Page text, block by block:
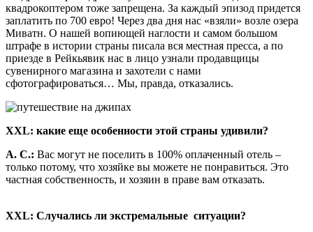
квадрокоптером тоже запрещена. За каждый эпизод придется
заплатить по 700 евро! Через два дня нас «взяли» возле озера
Миватн. О нашей вопиющей наглости и самом большом
штрафе в истории страны писала вся местная пресса, а по
приезде в Рейкьявик нас в лицо узнали продавщицы
сувенирного магазина и захотели с нами
сфотографироваться… Мы, правда, отказались.
XXL: какие еще особенности этой страны удивили?
А. С.: Вас могут не поселить в 100% оплаченный отель –
только потому, что хозяйке вы можете не понравиться. Это
частная собственность, и хозяин в праве вам отказать.
XXL: Случались ли экстремальные ситуации?